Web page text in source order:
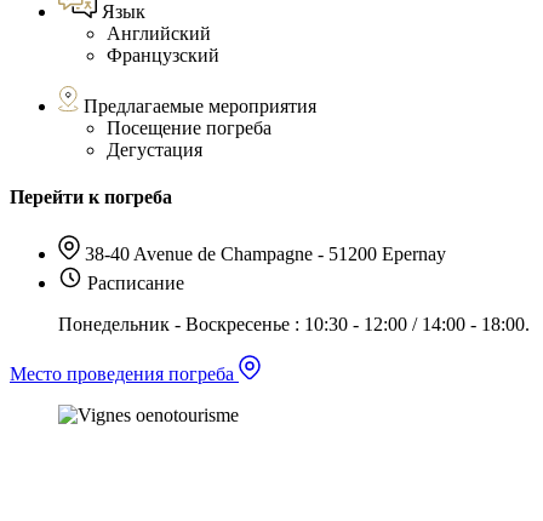
Язык
Английский
Французский
Предлагаемые мероприятия
Посещение погреба
Дегустация
Перейти к погреба
38-40 Avenue de Champagne - 51200 Epernay
Расписание
Понедельник - Воскресенье : 10:30 - 12:00 / 14:00 - 18:00.
Место проведения погреба